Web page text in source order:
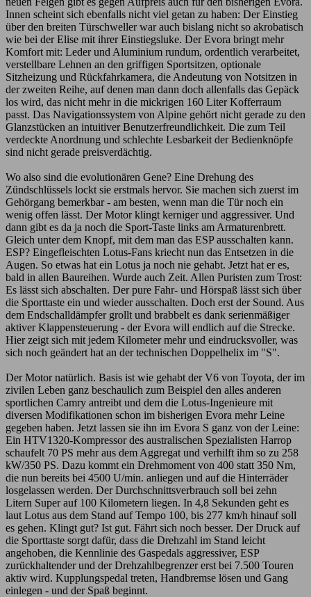
Innen scheint sich ebenfalls nicht viel getan zu haben: Der Einstieg
über den breiten Türschweller war auch bislang nicht so akrobatisch
wie bei der Elise mit ihrer Einstiegsluke. Der Evora bringt mehr
Komfort mit: Leder und Aluminium rundum, ordentlich verarbeitet,
verstellbare Lehnen an den griffigen Sportsitzen, optionale
Sitzheizung und Rückfahrkamera, die Andeutung von Notsitzen in
der zweiten Reihe, auf denen man dann doch allenfalls das Gepäck
los wird, das nicht mehr in die mickrigen 160 Liter Kofferraum
passt. Das Navigationssystem von Alpine gehört nicht gerade zu den
Glanzstücken an intuitiver Benutzerfreundlichkeit. Die zum Teil
verdeckte Anordnung und schlechte Lesbarkeit der Bedienknöpfe
sind nicht gerade preisverdächtig.
Wo also sind die evolutionären Gene? Eine Drehung des
Zündschlüssels lockt sie erstmals hervor. Sie machen sich zuerst im
Gehörgang bemerkbar - am besten, wenn man die Tür noch ein
wenig offen lässt. Der Motor klingt kerniger und aggressiver. Und
dann gibt es da ja noch die Sport-Taste links am Armaturenbrett.
Gleich unter dem Knopf, mit dem man das ESP ausschalten kann.
ESP? Eingefleischten Lotus-Fans kriecht nun das Entsetzen in die
Augen. So etwas hat ein Lotus ja noch nie gehabt. Jetzt hat er es,
bald in allen Baureihen. Wurde auch Zeit. Allen Puristen zum Trost:
Es lässt sich abschalten. Der pure Fahr- und Hörspaß lässt sich über
die Sporttaste ein und wieder ausschalten. Doch erst der Sound. Aus
dem Endschalldämpfer grollt und brabbelt es dank serienmäßiger
aktiver Klappensteuerung - der Evora will endlich auf die Strecke.
Hier zeigt sich mit jedem Kilometer mehr und eindrucksvoller, was
sich noch geändert hat an der technischen Doppelhelix im "S".
Der Motor natürlich. Basis ist wie gehabt der V6 von Toyota, der im
zivilen Leben ganz beschaulich zum Beispiel den alles anderen
sportlichen Camry antreibt und dem die Lotus-Ingenieure mit
diversen Modifikationen schon im bisherigen Evora mehr Leine
gegeben haben. Jetzt lassen sie ihn im Evora S ganz von der Leine:
Ein HTV1320-Kompressor des australischen Spezialisten Harrop
schaufelt 70 PS mehr aus dem Aggregat und verhilft ihm so zu 258
kW/350 PS. Dazu kommt ein Drehmoment von 400 statt 350 Nm,
die nun bereits bei 4500 U/min. anliegen und auf die Hinterräder
losgelassen werden. Der Durchschnittsverbrauch soll bei zehn
Litern Super auf 100 Kilometern liegen. In 4,8 Sekunden geht es
laut Lotus aus dem Stand auf Tempo 100, bis 277 km/h hinauf soll
es gehen. Klingt gut? Ist gut. Fährt sich noch besser. Der Druck auf
die Sporttaste sorgt dafür, dass die Drehzahl im Stand leicht
angehoben, die Kennlinie des Gaspedals aggressiver, ESP
zurückhaltender und der Drehzahlbegrenzer erst bei 7.500 Touren
aktiv wird. Kupplungspedal treten, Handbremse lösen und Gang
einlegen - und der Spaß beginnt.